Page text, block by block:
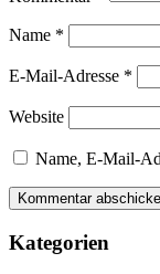
Name *
E-Mail-Adresse *
Website
Name, E-Mail-
Kategorien